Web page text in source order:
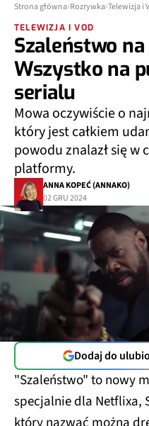
Strona główna Rozrywka Telewizja i
TELEWIZJA I VOD
Szaleństwo
Wszystko na
serialu
Mowa oczywiście o
który jest całkiem
powodu znalazł się w
platformy.
ANNA KOPEĆ (ANNAKO)
02 GRU 2024
Dodaj do
"Szaleństwo" to nowy
specjalnie dla Netflixa,